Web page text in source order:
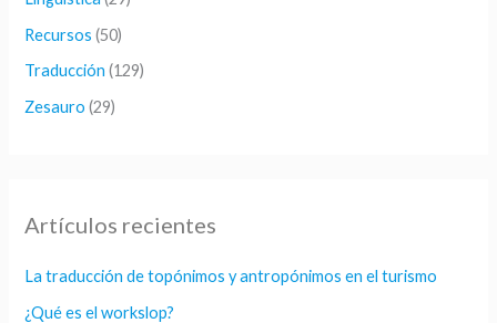
Recursos (50)
Traducción (129)
Zesauro (29)
Artículos recientes
La traducción de topónimos y antropónimos en el turismo
¿Qué es el workslop?